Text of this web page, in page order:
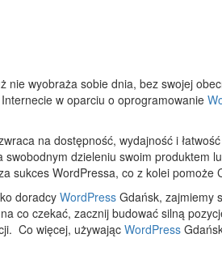
nie wyobraża sobie dnia, bez swojej
w oparciu o oprogramowanie
na dostępność, wydajność i
dzieleniu swoim
sukces WordPressa, co z kolei pomoże
doradcy WordPress Gdańsk, zajmiemy
co czekać, zacznij budować silną
Co więcej, używając WordPress